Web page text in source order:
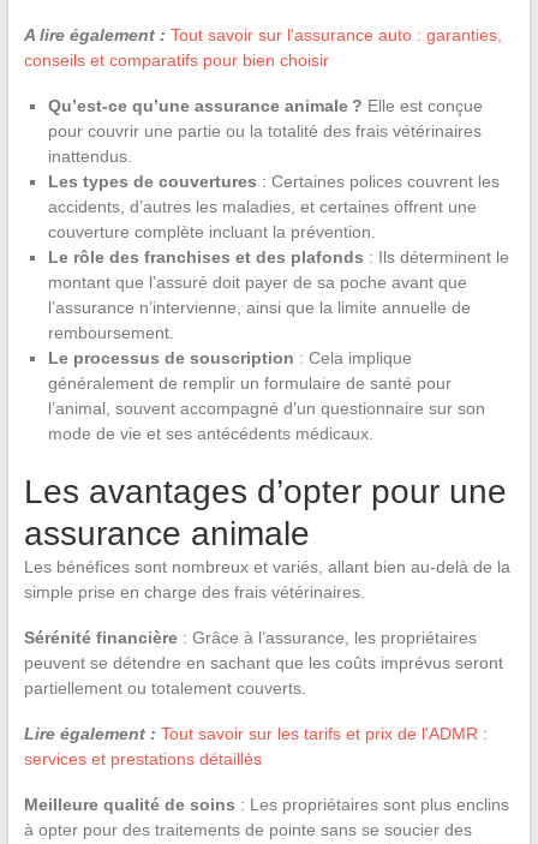
A lire également : Tout savoir sur l'assurance auto : garanties,
conseils et comparatifs pour bien choisir
Qu’est-ce qu’une assurance animale ? Elle est conçue
pour couvrir une partie ou la totalité des frais vétérinaires
inattendus.
Les types de couvertures : Certaines polices couvrent les
accidents, d’autres les maladies, et certaines offrent une
couverture complète incluant la prévention.
Le rôle des franchises et des plafonds : Ils déterminent le
montant que l’assuré doit payer de sa poche avant que
l’assurance n’intervienne, ainsi que la limite annuelle de
remboursement.
Le processus de souscription : Cela implique
généralement de remplir un formulaire de santé pour
l’animal, souvent accompagné d’un questionnaire sur son
mode de vie et ses antécédents médicaux.
Les avantages d’opter pour une
assurance animale
Les bénéfices sont nombreux et variés, allant bien au-delà de la
simple prise en charge des frais vétérinaires.
Sérénité financière: Grâce à l’assurance, les propriétaires
peuvent se détendre en sachant que les coûts imprévus seront
partiellement ou totalement couverts.
Lire également : Tout savoir sur les tarifs et prix de l'ADMR :
services et prestations détaillés
Meilleure qualité de soins : Les propriétaires sont plus enclins
à opter pour des traitements de pointe sans se soucier des